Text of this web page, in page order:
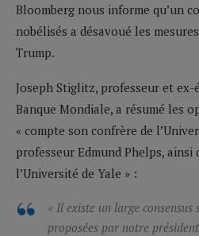
Bloomberg nous informe qu’un
nobélisés a désavoué les
Trump.
Joseph Stiglitz, professeur et ex-
Banque Mondiale, a résumé les
« compte son confrère de
professeur Edmund Phelps, ainsi
l’Université de Yale » :
« Il existe un large
proposées par notre